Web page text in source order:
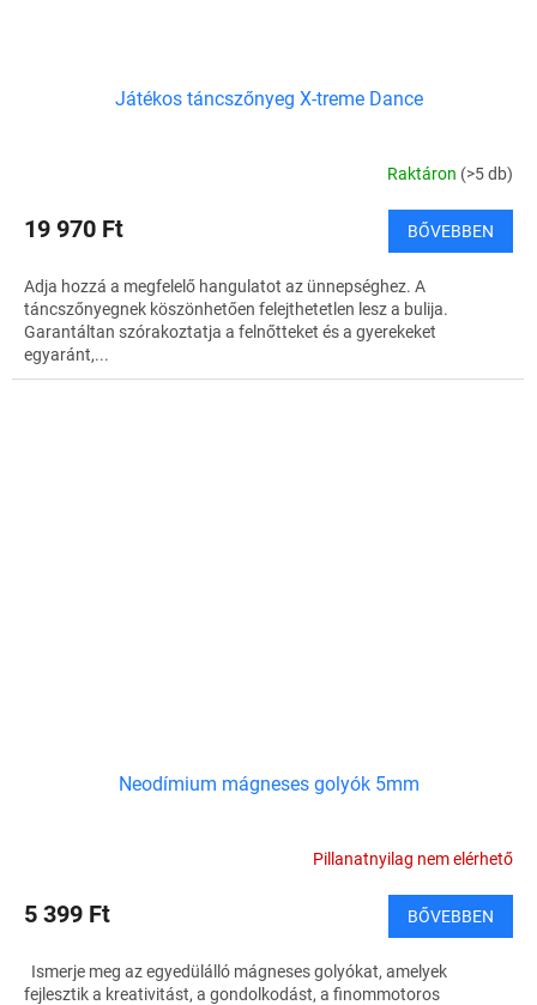
Játékos táncszőnyeg X-treme Dance
Raktáron (>5 db)
19 970 Ft BŐVEBBEN
Adja hozzá a megfelelő hangulatot az ünnepséghez. A
táncszőnyegnek köszönhetően felejthetetlen lesz a bulija.
Garantáltan szórakoztatja a felnőtteket és a gyerekeket
egyaránt,...
Neodímium mágneses golyók 5mm
Pillanatnyilag nem elérhető
5 399 Ft BŐVEBBEN
Ismerje meg az egyedülálló mágneses golyókat, amelyek
fejlesztik a kreativitást, a gondolkodást, a finommotoros